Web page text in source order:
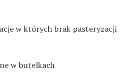
w których brak pasteryzacji
w butelkach